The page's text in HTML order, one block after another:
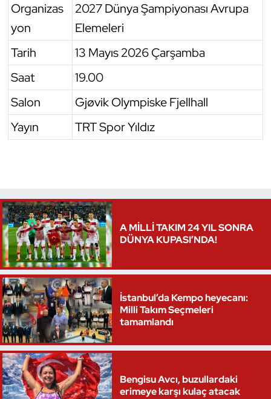
Organizas
yon
2027 Dünya Şampiyonası Avrupa
Elemeleri
Tarih
13 Mayıs 2026 Çarşamba
Saat
19.00
Salon
Gjøvik Olympiske Fjellhall
Yayın
TRT Spor Yıldız
A MİLLİ TAKIM 24 YIL SONRA
DÜNYA KUPASI’NDA!
İstanbul’da Kempo heyecanı:
Milli Takım Seçmeleri
tamamlandı
Bengisu Avcı, buzullardaki
erimeye karşı kulaç atacak